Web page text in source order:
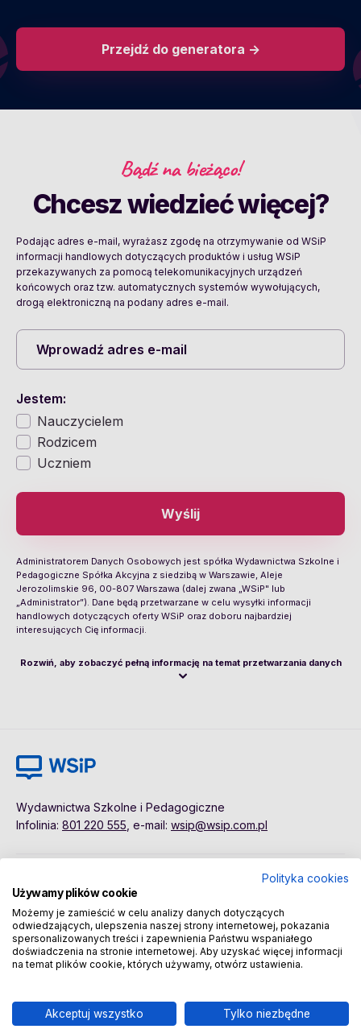
Przejdź do generatora ->
Bądź na bieżąco!
Chcesz wiedzieć więcej?
Podając adres e-mail, wyrażasz zgodę na otrzymywanie od WSiP
informacji handlowych dotyczących produktów i usług WSiP
przekazywanych za pomocą telekomunikacyjnych urządzeń
końcowych oraz tzw. automatycznych systemów wywołujących,
drogą elektroniczną na podany adres e-mail.
Jestem:
Nauczycielem
Rodzicem
Uczniem
Wyślij
Administratorem Danych Osobowych jest spółka Wydawnictwa Szkolne i
Pedagogiczne Spółka Akcyjna z siedzibą w Warszawie, Aleje
Jerozolimskie 96, 00-807 Warszawa (dalej zwana „WSiP" lub
„Administrator”). Dane będą przetwarzane w celu wysyłki informacji
handlowych dotyczących oferty WSiP oraz doboru najbardziej
interesujących Cię informacji.
Rozwiń, aby zobaczyć pełną informację na temat przetwarzania danych
Wydawnictwa Szkolne i Pedagogiczne
Infolinia: 801 220 555 , e-mail: wsip@wsip.com.pl
Dane osobowe
Regulamin
Pierwsze kroki
Sklep
Polityka cookies
Używamy plików cookie
Możemy je zamieścić w celu analizy danych dotyczących
odwiedzających, ulepszenia naszej strony internetowej, pokazania
spersonalizowanych treści i zapewnienia Państwu wspaniałego
doświadczenia na stronie internetowej. Aby uzyskać więcej informacji
na temat plików cookie, których używamy, otwórz ustawienia.
Akceptuj wszystko Tylko niezbędne